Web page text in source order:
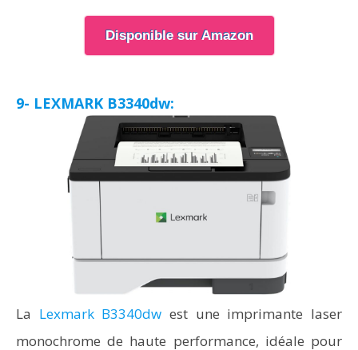
Disponible sur Amazon
9- LEXMARK B3340dw:
La Lexmark B3340dw est une imprimante laser
monochrome de haute performance, idéale pour